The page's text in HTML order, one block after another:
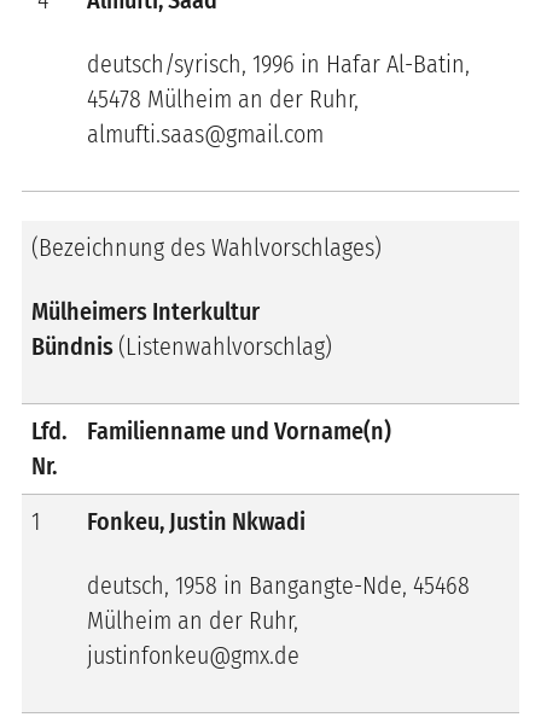
deutsch/syrisch, 1996 in Hafar Al-Batin,
45478 Mülheim an der Ruhr,
almufti.saas@gmail.com
(Bezeichnung des Wahlvorschlages)
Mülheimers Interkultur
Bündnis (Listenwahlvorschlag)
Lfd.
Nr.
Familienname und Vorname(n)
1 Fonkeu, Justin Nkwadi
deutsch, 1958 in Bangangte-Nde, 45468
Mülheim an der Ruhr,
justinfonkeu@gmx.de